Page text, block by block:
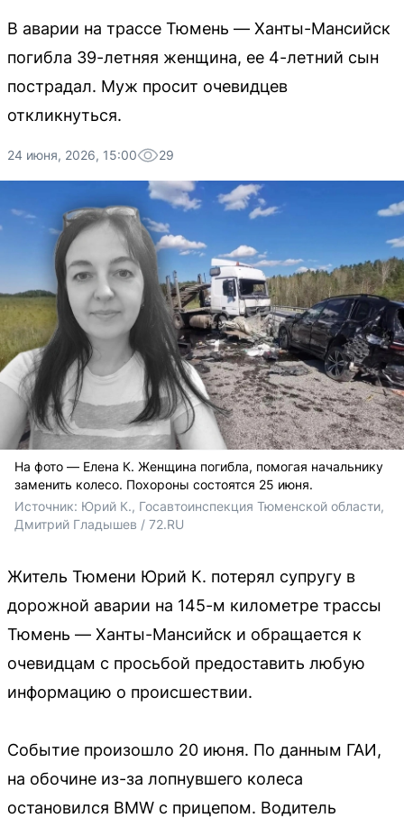
В аварии на трассе Тюмень — Ханты-Мансийск
погибла 39-летняя женщина, ее 4-летний сын
пострадал. Муж просит очевидцев
откликнуться.
24 июня, 2026, 15:00 29
На фото — Елена К. Женщина погибла, помогая начальнику
заменить колесо. Похороны состоятся 25 июня.
Источник: Юрий К., Госавтоинспекция Тюменской области,
Дмитрий Гладышев / 72.RU
Житель Тюмени Юрий К. потерял супругу в
дорожной аварии на 145-м километре трассы
Тюмень — Ханты-Мансийск и обращается к
очевидцам с просьбой предоставить любую
информацию о происшествии.
Событие произошло 20 июня. По данным ГАИ,
на обочине из-за лопнувшего колеса
остановился BMW с прицепом. Водитель